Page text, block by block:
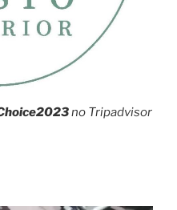
no Tripadvisor